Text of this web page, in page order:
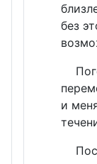
без
и